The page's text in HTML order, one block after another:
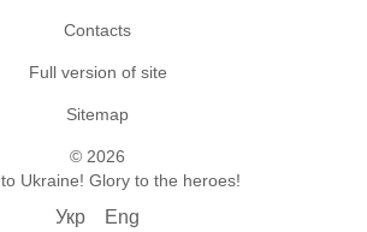
Contacts
Full version of site
Sitemap
© 2026
Ukraine! Glory to the heroes!
Укр Eng